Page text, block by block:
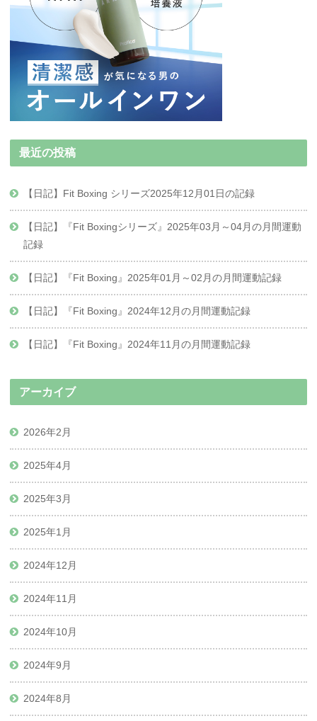
最近の投稿
【日記】Fit Boxing シリーズ2025年12月01日の記録
【日記】『Fit Boxingシリーズ』2025年03月～04月の月間運動
記録
【日記】『Fit Boxing』2025年01月～02月の月間運動記録
【日記】『Fit Boxing』2024年12月の月間運動記録
【日記】『Fit Boxing』2024年11月の月間運動記録
アーカイブ
2026年2月
2025年4月
2025年3月
2025年1月
2024年12月
2024年11月
2024年10月
2024年9月
2024年8月